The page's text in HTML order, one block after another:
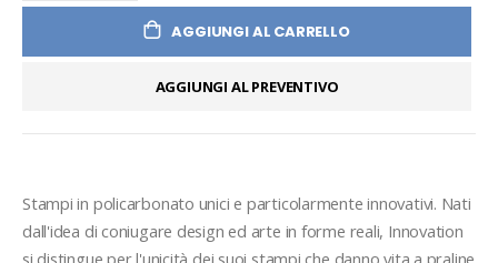
AGGIUNGI AL CARRELLO
AGGIUNGI AL PREVENTIVO
Stampi in policarbonato unici e particolarmente innovativi. Nati
dall'idea di coniugare design ed arte in forme reali, Innovation
si distingue per l'unicità dei suoi stampi che danno vita a praline